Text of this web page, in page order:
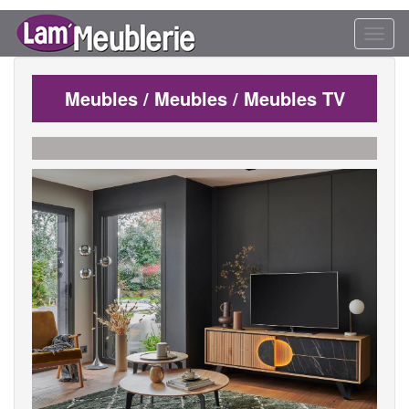
Meubles / Meubles / Meubles TV